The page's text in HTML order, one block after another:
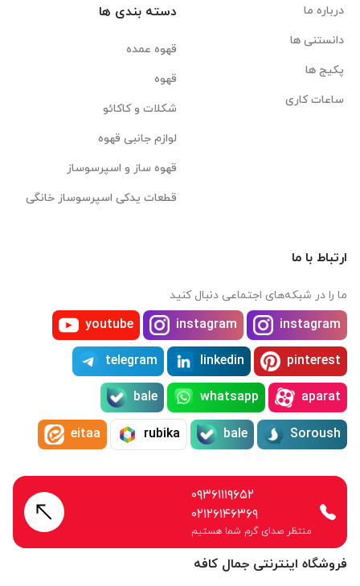
فروشگاه اینترنتی جمال کافه
درباره ما
دانستنی ها
پکیج ها
ساعات کاری
دسته بندی ها
قهوه عمده
قهوه
شکلات و کاکائو
لوازم جانبی قهوه
قهوه ساز و اسپرسوساز
قطعات یدکی اسپرسوساز خانگی
ارتباط با ما
ما را در شبکه‌های اجتماعی دنبال کنید
instagram
instagram
youtube
pinterest
linkedin
telegram
aparat
whatsapp
bale
Soroush
bale
rubika
eitaa
۰۹۳۶۱۱۱۹۶۵۲
۰۲۱۲۶۱۴۶۳۶۹
منتظر صدای گرم شما هستیم